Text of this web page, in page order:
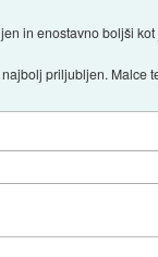
in enostavno boljši
priljubljen. Malce